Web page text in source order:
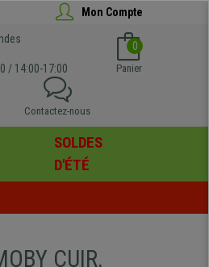
Mon Compte
/ 14:00-17:00
0
Panier
Contactez-nous
SOLDES
D'ÉTÉ
CUIR,